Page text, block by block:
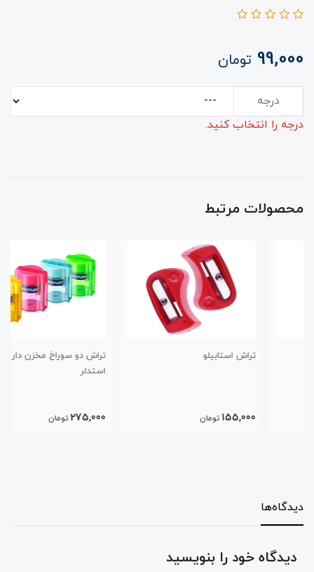
99,000 تومان
درجه
درجه را انتخاب کنید.
محصولات مرتبط
تراش استابیلو
تومان
تراش دو سوراخ مخزن دار رنگی
تومان
دیدگاه‌ها
دیدگاه خود را بنویسید